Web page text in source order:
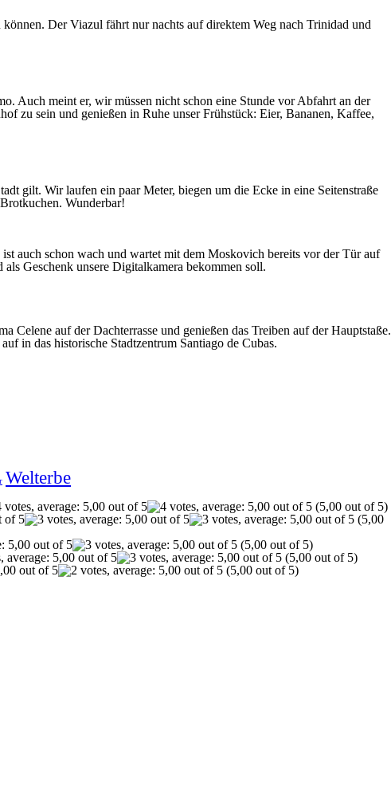
Der Viazul fährt nur nachts auf direktem Weg nach Trinidad und
Auch meint er, wir müssen nicht schon eine Stunde vor Abfahrt an der
zu sein und genießen in Ruhe unser Frühstück: Eier, Bananen, Kaffee,
gilt. Wir laufen ein paar Meter, biegen um die Ecke in eine Seitenstraße
Wunderbar!
auch schon wach und wartet mit dem Moskovich bereits vor der Tür auf
Geschenk unsere Digitalkamera bekommen soll.
auf der Dachterrasse und genießen das Treiben auf der Hauptstaße.
in das historische Stadtzentrum Santiago de Cubas.
Welterbe
(5,00 out of 5)
(5,00
(5,00 out of 5)
(5,00 out of 5)
(5,00 out of 5)